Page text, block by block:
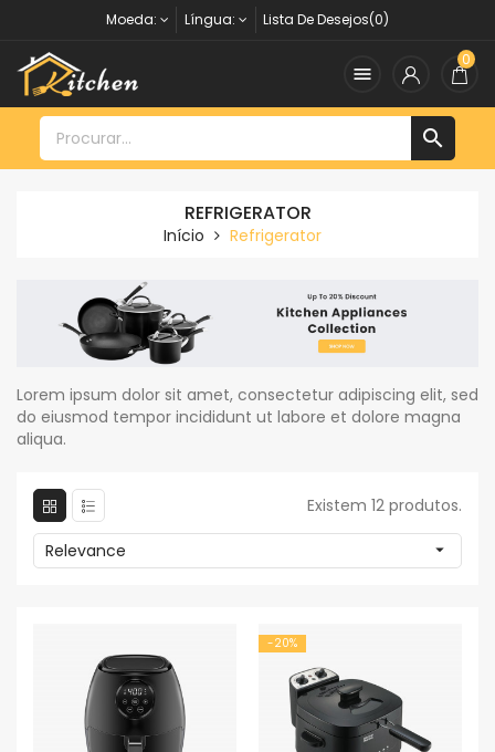
Moeda: Língua: Lista De Desejos(0)

0

REFRIGERATOR
Início Refrigerator
Lorem ipsum dolor sit amet, consectetur adipiscing elit, sed
do eiusmod tempor incididunt ut labore et dolore magna
aliqua.
Existem 12 produtos.
Relevance 
-20%